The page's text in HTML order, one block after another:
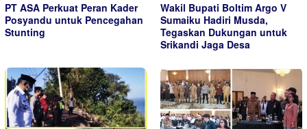
PT ASA Perkuat Peran Kader
Posyandu untuk Pencegahan
Stunting
Wakil Bupati Boltim Argo V
Sumaiku Hadiri Musda,
Tegaskan Dukungan untuk
Srikandi Jaga Desa